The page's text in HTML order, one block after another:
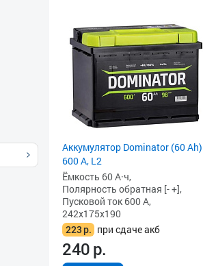
Аккумулятор Dominator (60 Ah)
600 А, L2
Ёмкость 60 А·ч,
Полярность обратная [- +],
Пусковой ток 600 А,
242x175x190
223р. при сдаче акб
240р.